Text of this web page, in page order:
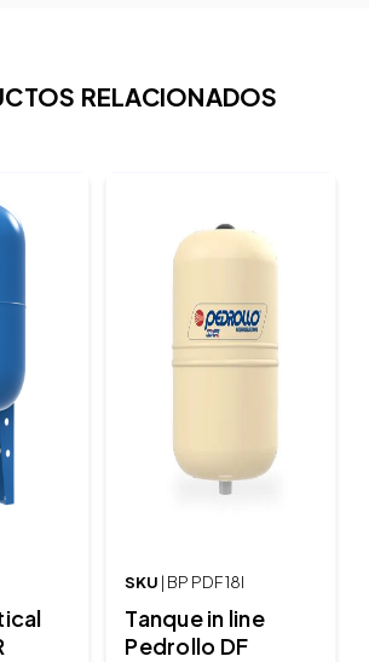
RELACIONADOS
SKU | BP PDF 18I
Tanque in line
Pedrollo DF